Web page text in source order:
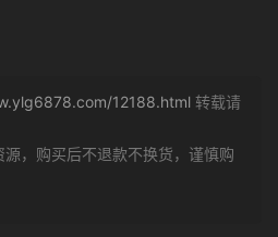
12188.html 转载请
，购买后不退款不换货，谨慎购